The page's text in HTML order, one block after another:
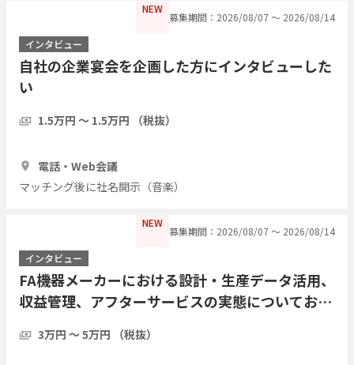
NEW
募集期間：2026/08/07 〜 2026/08/14
インタビュー
自社の企業宴会を企画した方にインタビューした
い
1.5万円 〜 1.5万円 （税抜）
電話・Web会議
マッチング後に社名開示（音楽）
NEW
募集期間：2026/08/07 〜 2026/08/14
インタビュー
FA機器メーカーにおける設計・生産データ活用、
収益管理、アフターサービスの実態についてお伺
3万円 〜 5万円 （税抜）